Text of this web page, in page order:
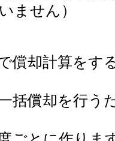
ません）
償却計算をす
括償却を行う